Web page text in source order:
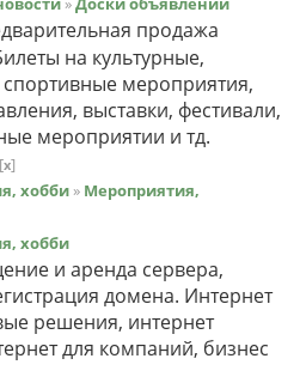
продажа
на культурные,
спортивные мероприятия,
выставки, фестивали,
мероприятии и тд.
[x]
хобби » Мероприятия,
хобби
и аренда сервера,
домена. Интернет
решения, интернет
для компаний, бизнес